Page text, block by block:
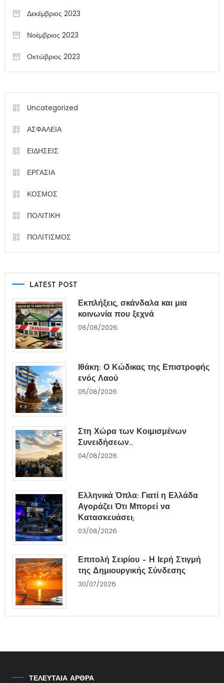
Δεκέμβριος 2023
Νοέμβριος 2023
Οκτώβριος 2023
Uncategorized
ΑΣΦΑΛΕΙΑ
ΕΙΔΗΣΕΙΣ
ΕΡΓΑΣΙΑ
ΚΟΣΜΟΣ
ΠΟΛΙΤΙΚΗ
ΠΟΛΙΤΙΣΜΟΣ
LATEST POST
Εκπλήξεις, σκάνδαλα και μια
κοινωνία που ξεχνά
08/08/2026
Ιθάκη: Ο Κώδικας της Επιστροφής
ενός Λαού
05/08/2026
Στη Χώρα των Κοιμισμένων
Συνειδήσεων..
04/08/2026
Ελληνικά Όπλα: Γιατί η Ελλάδα
Αγοράζει Ότι Μπορεί να
Κατασκευάσει;
03/08/2026
Επιτολή Σειρίου – Η Ιερή Στιγμή
της Δημιουργικής Σύνδεσης
30/07/2026
ΤΕΛΕΥΤΑΙΑ ΑΡΘΡΑ